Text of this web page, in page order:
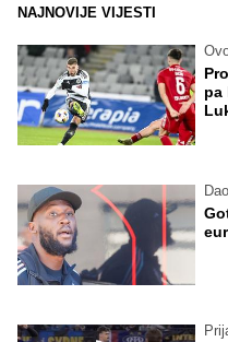
NAJNOVIJE VIJESTI
pa